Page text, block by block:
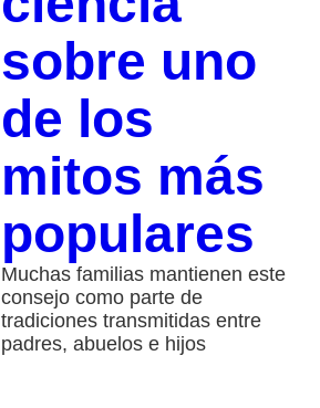
sobre uno
de los
mitos más
populares
Muchas familias mantienen este
consejo como parte de
tradiciones transmitidas entre
padres, abuelos e hijos